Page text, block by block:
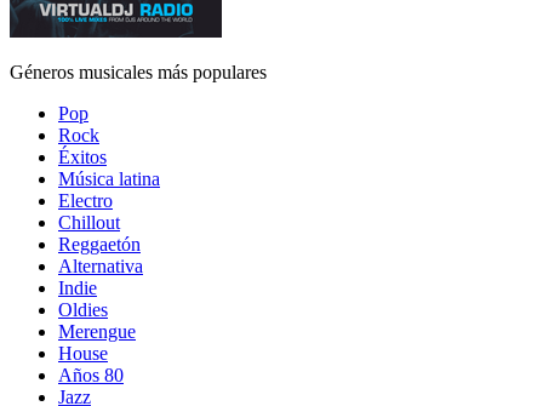
Géneros musicales más populares
Pop
Rock
Éxitos
Música latina
Electro
Chillout
Reggaetón
Alternativa
Indie
Oldies
Merengue
House
Años 80
Jazz